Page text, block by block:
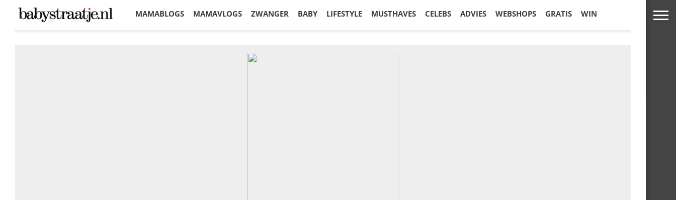
MAMABLOGS MAMAVLOGS ZWANGER BABY LIFESTYLE MUSTHAVES CELEBS ADVIES WEBSHOPS GRATIS WIN